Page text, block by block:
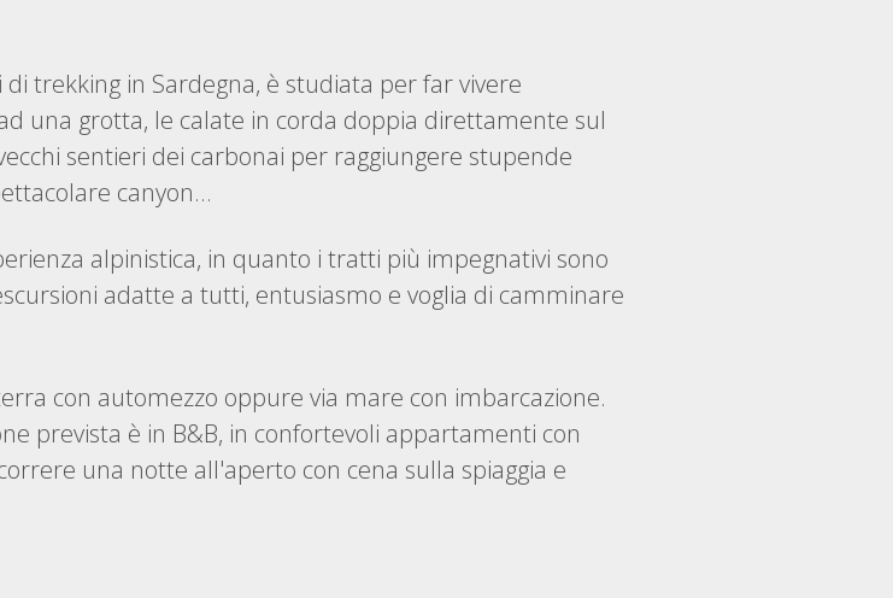
trekking in Sardegna, è studiata per far vivere
una grotta, le calate in corda doppia direttamente sul
sentieri dei carbonai per raggiungere stupende
canyon...
alpinistica, in quanto i tratti più impegnativi sono
adatte a tutti, entusiasmo e voglia di camminare
con automezzo oppure via mare con imbarcazione.
prevista è in B&B, in confortevoli appartamenti con
una notte all'aperto con cena sulla spiaggia e